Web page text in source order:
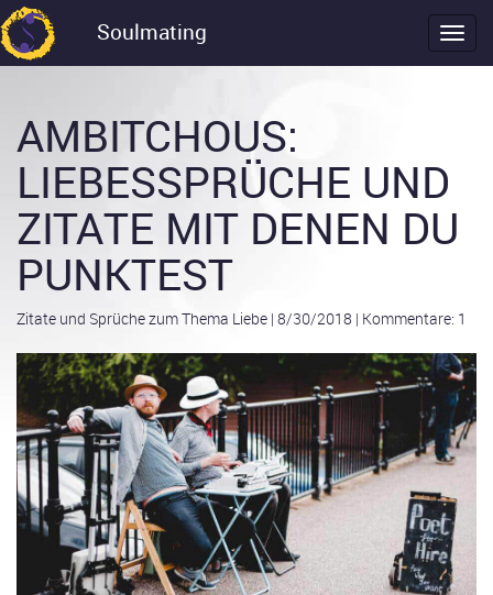
Soulmating
AMBITCHOUS:
LIEBESSPRÜCHE UND
ZITATE MIT DENEN DU
PUNKTEST
Zitate und Sprüche zum Thema Liebe | 8/30/2018 | Kommentare: 1